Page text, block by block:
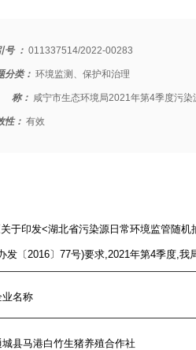
号 ： 011337514/2022-00283
分类： 环境监测、保护和治理
称： 咸宁市生态环境局2021年第4季度污
性： 有效
关于印发<湖北省污染源日常环境监管随机
发 〔2016〕 77号)要求,2021年第4季度,我
业名称
城县马港白竹生猪养殖合作社